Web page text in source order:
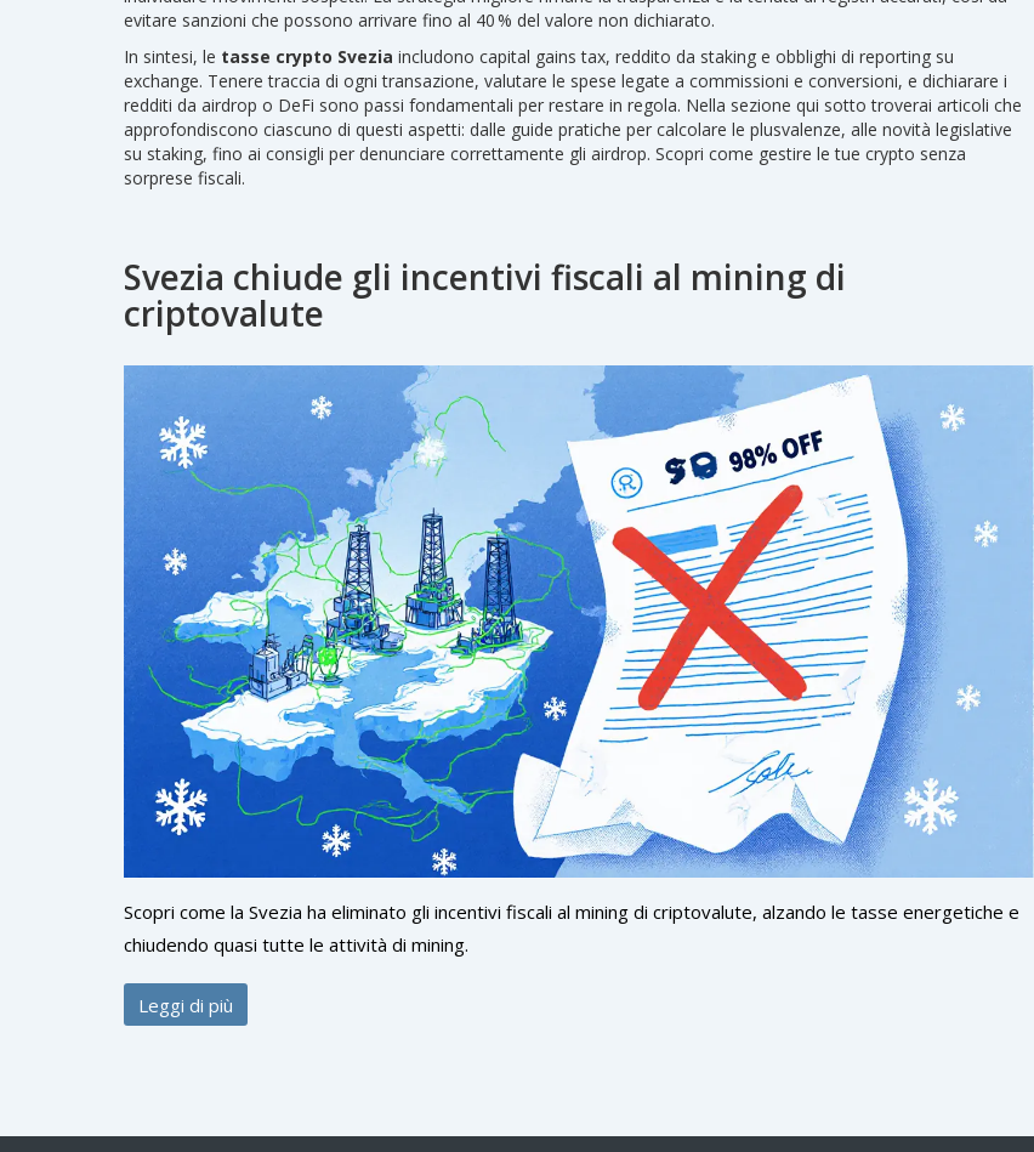
evitare sanzioni che possono arrivare fino al 40 % del valore non dichiarato.
In sintesi, le tasse crypto Svezia includono capital gains tax, reddito da staking e obblighi di reporting su
exchange. Tenere traccia di ogni transazione, valutare le spese legate a commissioni e conversioni, e dichiarare i
redditi da airdrop o DeFi sono passi fondamentali per restare in regola. Nella sezione qui sotto troverai articoli che
approfondiscono ciascuno di questi aspetti: dalle guide pratiche per calcolare le plusvalenze, alle novità legislative
su staking, fino ai consigli per denunciare correttamente gli airdrop. Scopri come gestire le tue crypto senza
sorprese fiscali.
Svezia chiude gli incentivi fiscali al mining di
criptovalute
Scopri come la Svezia ha eliminato gli incentivi fiscali al mining di criptovalute, alzando le tasse energetiche e
chiudendo quasi tutte le attività di mining.
Leggi di più